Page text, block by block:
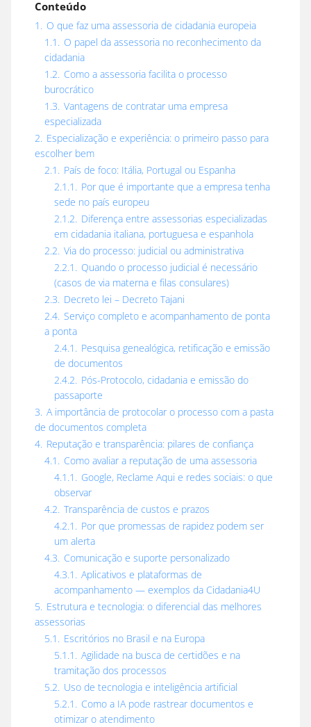
Conteúdo
1. O que faz uma assessoria de cidadania europeia
1.1. O papel da assessoria no reconhecimento da
cidadania
1.2. Como a assessoria facilita o processo
burocrático
1.3. Vantagens de contratar uma empresa
especializada
2. Especialização e experiência: o primeiro passo para
escolher bem
2.1. País de foco: Itália, Portugal ou Espanha
2.1.1. Por que é importante que a empresa tenha
sede no país europeu
2.1.2. Diferença entre assessorias especializadas
em cidadania italiana, portuguesa e espanhola
2.2. Via do processo: judicial ou administrativa
2.2.1. Quando o processo judicial é necessário
(casos de via materna e filas consulares)
2.3. Decreto lei – Decreto Tajani
2.4. Serviço completo e acompanhamento de ponta
a ponta
2.4.1. Pesquisa genealógica, retificação e emissão
de documentos
2.4.2. Pós-Protocolo, cidadania e emissão do
passaporte
3. A importância de protocolar o processo com a pasta
de documentos completa
4. Reputação e transparência: pilares de confiança
4.1. Como avaliar a reputação de uma assessoria
4.1.1. Google, Reclame Aqui e redes sociais: o que
observar
4.2. Transparência de custos e prazos
4.2.1. Por que promessas de rapidez podem ser
um alerta
4.3. Comunicação e suporte personalizado
4.3.1. Aplicativos e plataformas de
acompanhamento — exemplos da Cidadania4U
5. Estrutura e tecnologia: o diferencial das melhores
assessorias
5.1. Escritórios no Brasil e na Europa
5.1.1. Agilidade na busca de certidões e na
tramitação dos processos
5.2. Uso de tecnologia e inteligência artificial
5.2.1. Como a IA pode rastrear documentos e
otimizar o atendimento